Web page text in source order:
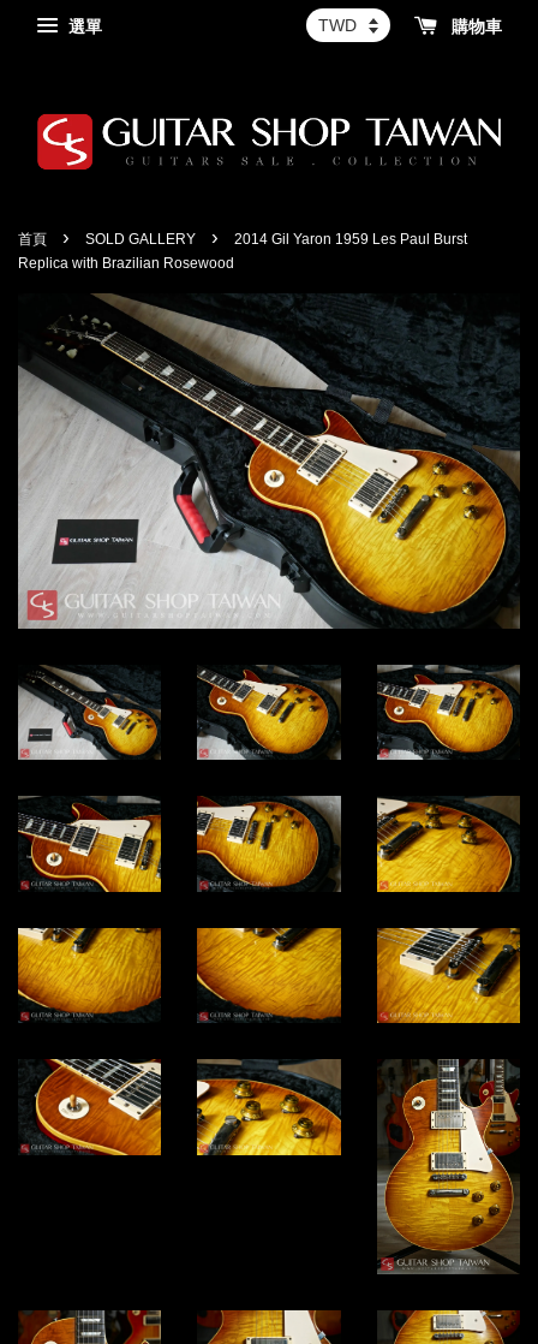
選單 購物車
首頁 › SOLD GALLERY ›
2014 Gil Yaron 1959 Les Paul Burst
Replica with Brazilian Rosewood